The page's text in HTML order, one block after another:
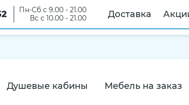
Пн-Сб с 9.00 - 21.00
Вс с 10.00 - 21.00
Доставка
Душевые кабины Мебель на заказ